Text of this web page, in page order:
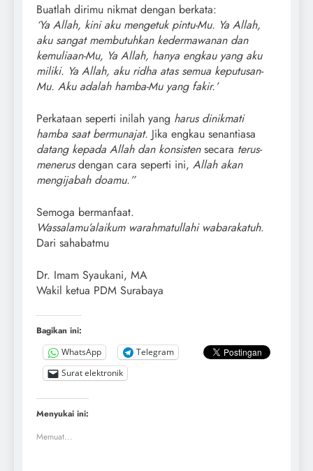
Buatlah dirimu nikmat dengan berkata:
‘Ya Allah, kini aku mengetuk pintu-Mu. Ya Allah,
aku sangat membutuhkan kedermawanan dan
kemuliaan-Mu, Ya Allah, hanya engkau yang aku
miliki. Ya Allah, aku ridha atas semua keputusan-
Mu. Aku adalah hamba-Mu yang fakir.’
Perkataan seperti inilah yang harus dinikmati
hamba saat bermunajat. Jika engkau senantiasa
datang kepada Allah dan konsistensecara terus-
menerusdengan cara seperti ini, Allah akan
mengijabah doamu.”
Semoga bermanfaat.
Wassalamu’alaikum warahmatullahi wabarakatuh.
Dari sahabatmu
Dr. Imam Syaukani, MA
Wakil ketua PDM Surabaya
Bagikan ini:
WhatsApp
Telegram
Surat elektronik
Menyukai ini:
Memuat...